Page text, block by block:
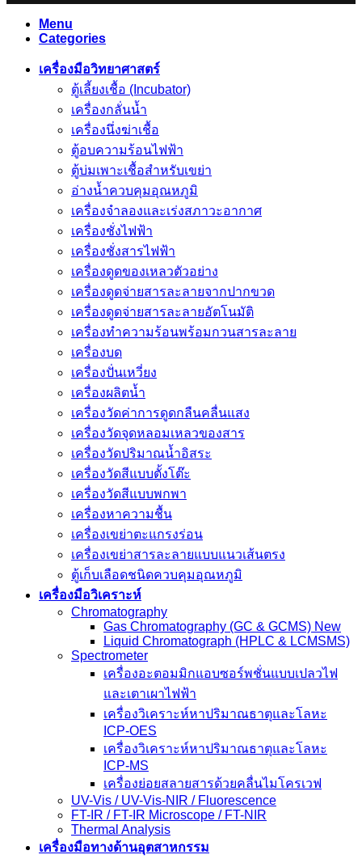
Menu
Categories
เครื่องมือวิทยาศาสตร์
ตู้เลี้ยงเชื้อ (Incubator)
เครื่องกลั่นน้ำ
เครื่องนึ่งฆ่าเชื้อ
ตู้อบความร้อนไฟฟ้า
ตู้บ่มเพาะเชื้อสำหรับเขย่า
อ่างน้ำควบคุมอุณหภูมิ
เครื่องจำลองและเร่งสภาวะอากาศ
เครื่องชั่งไฟฟ้า
เครื่องชั่งสารไฟฟ้า
เครื่องดูดของเหลวตัวอย่าง
เครื่องดูดจ่ายสารละลายจากปากขวด
เครื่องดูดจ่ายสารละลายอัตโนมัติ
เครื่องทำความร้อนพร้อมกวนสารละลาย
เครื่องบด
เครื่องปั่นเหวี่ยง
เครื่องผลิตน้ำ
เครื่องวัดค่าการดูดกลืนคลื่นแสง
เครื่องวัดจุดหลอมเหลวของสาร
เครื่องวัดปริมาณน้ำอิสระ
เครื่องวัดสีแบบตั้งโต๊ะ
เครื่องวัดสีแบบพกพา
เครื่องหาความชื้น
เครื่องเขย่าตะแกรงร่อน
เครื่องเขย่าสารละลายแบบแนวเส้นตรง
ตู้เก็บเลือดชนิดควบคุมอุณหภูมิ
เครื่องมือวิเคราะห์
Chromatography
Gas Chromatography (GC & GCMS) New
Liquid Chromatograph (HPLC & LCMSMS)
Spectrometer
เครื่องอะตอมมิกแอบซอร์พชั่นแบบเปลวไฟ
และเตาเผาไฟฟ้า
เครื่องวิเคราะห์หาปริมาณธาตุและโลหะ
ICP-OES
เครื่องวิเคราะห์หาปริมาณธาตุและโลหะ
ICP-MS
เครื่องย่อยสลายสารด้วยคลื่นไมโครเวฟ
UV-Vis / UV-Vis-NIR / Fluorescence
FT-IR / FT-IR Microscope / FT-NIR
Thermal Analysis
เครื่องมือทางด้านอุตสาหกรรม